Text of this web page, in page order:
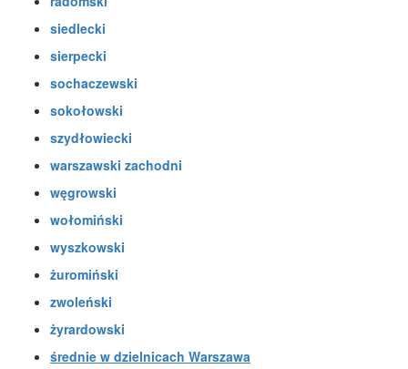
siedlecki
sierpecki
sochaczewski
sokołowski
szydłowiecki
warszawski zachodni
węgrowski
wołomiński
wyszkowski
żuromiński
zwoleński
żyrardowski
średnie w dzielnicach Warszawa